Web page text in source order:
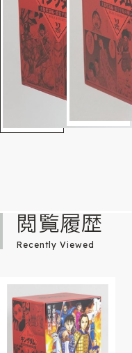
閲覧履歴
Recently Viewed